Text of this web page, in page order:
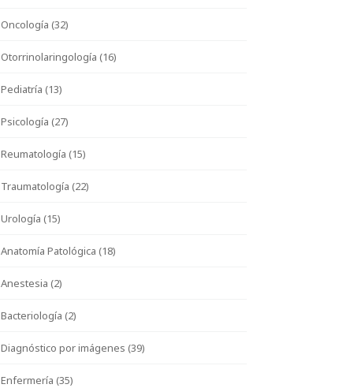
Oncología (32)
Otorrinolaringología (16)
Pediatría (13)
Psicología (27)
Reumatología (15)
Traumatología (22)
Urología (15)
Anatomía Patológica (18)
Anestesia (2)
Bacteriología (2)
Diagnóstico por imágenes (39)
Enfermería (35)